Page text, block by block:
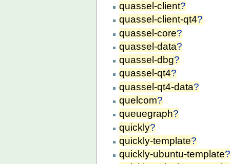
quassel-client?
quassel-client-qt4?
quassel-core?
quassel-data?
quassel-dbg?
quassel-qt4?
quassel-qt4-data?
quelcom?
queuegraph?
quickly?
quickly-template?
quickly-ubuntu-template